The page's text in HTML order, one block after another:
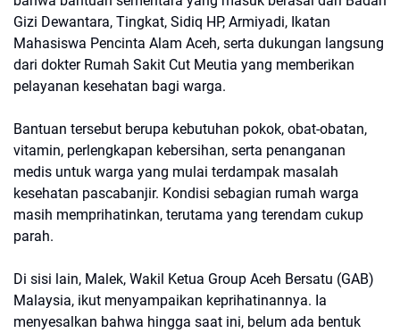
Gizi Dewantara, Tingkat, Sidiq HP, Armiyadi, Ikatan
Mahasiswa Pencinta Alam Aceh, serta dukungan langsung
dari dokter Rumah Sakit Cut Meutia yang memberikan
pelayanan kesehatan bagi warga.
Bantuan tersebut berupa kebutuhan pokok, obat-obatan,
vitamin, perlengkapan kebersihan, serta penanganan
medis untuk warga yang mulai terdampak masalah
kesehatan pascabanjir. Kondisi sebagian rumah warga
masih memprihatinkan, terutama yang terendam cukup
parah.
Di sisi lain, Malek, Wakil Ketua Group Aceh Bersatu (GAB)
Malaysia, ikut menyampaikan keprihatinannya. Ia
menyesalkan bahwa hingga saat ini, belum ada bentuk